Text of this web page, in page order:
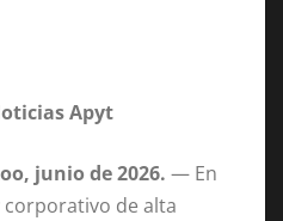
Apyt
junio de 2026. — En
de alta